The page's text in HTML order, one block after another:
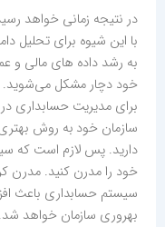
در نتیجه زمانی خواهد
با این شیوه برای تحلیل
به رشد داده های مالی و
خود دچار مشکل می‌شوید.
برای مدیریت حسابداری در
سازمان خود به روش بهتری
دارید. پس لازم است که
خود را مدرن کنید. مدرن
سیستم حسابداری باعث
بهروری سازمان خواهد شد.